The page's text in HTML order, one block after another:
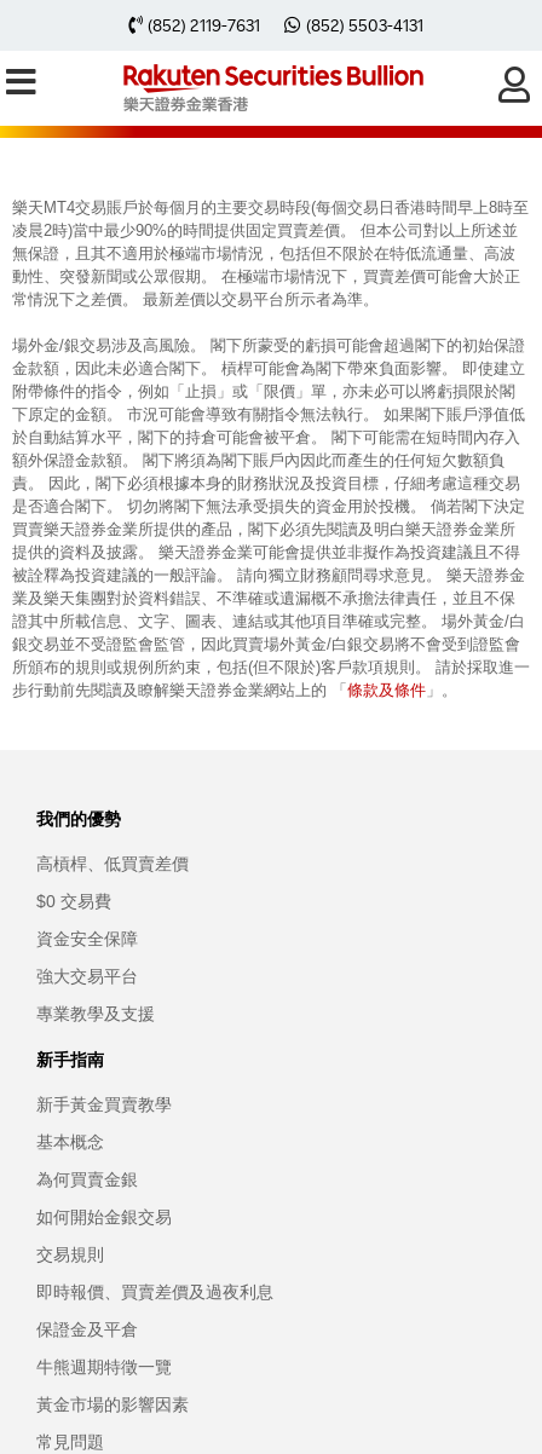
(852) 2119-7631 (852) 5503-4131
每周黃金分析 20241209
樂天MT4交易賬戶於每個月的主要交易時段(每個交易日香港時間早上8時至
凌晨2時)當中最少90%的時間提供固定買賣差價。 但本公司對以上所述並
無保證，且其不適用於極端市場情況，包括但不限於在特低流通量、高波
動性、突發新聞或公眾假期。 在極端市場情況下，買賣差價可能會大於正
常情況下之差價。 最新差價以交易平台所示者為準。
場外金/銀交易涉及高風險。 閣下所蒙受的虧損可能會超過閣下的初始保證
金款額，因此未必適合閣下。 槓桿可能會為閣下帶來負面影響。 即使建立
附帶條件的指令，例如「止損」或「限價」單，亦未必可以將虧損限於閣
下原定的金額。 市況可能會導致有關指令無法執行。 如果閣下賬戶淨值低
於自動結算水平，閣下的持倉可能會被平倉。 閣下可能需在短時間內存入
額外保證金款額。 閣下將須為閣下賬戶內因此而產生的任何短欠數額負
責。 因此，閣下必須根據本身的財務狀況及投資目標，仔細考慮這種交易
是否適合閣下。 切勿將閣下無法承受損失的資金用於投機。 倘若閣下決定
買賣樂天證券金業所提供的產品，閣下必須先閱讀及明白樂天證券金業所
提供的資料及披露。 樂天證券金業可能會提供並非擬作為投資建議且不得
被詮釋為投資建議的一般評論。 請向獨立財務顧問尋求意見。 樂天證券金
業及樂天集團對於資料錯誤、不準確或遺漏概不承擔法律責任，並且不保
證其中所載信息、文字、圖表、連結或其他項目準確或完整。 場外黃金/白
銀交易並不受證監會監管，因此買賣場外黃金/白銀交易將不會受到證監會
所頒布的規則或規例所約束，包括(但不限於)客戶款項規則。 請於採取進一
步行動前先閱讀及瞭解樂天證券金業網站上的 「 條款及條件 」。
我們的優勢
高槓桿、低買賣差價
$0 交易費
資金安全保障
強大交易平台
專業教學及支援
新手指南
新手黃金買賣教學
基本概念
為何買賣金銀
如何開始金銀交易
交易規則
即時報價、買賣差價及過夜利息
保證金及平倉
牛熊週期特徵一覽
黃金市場的影響因素
常見問題